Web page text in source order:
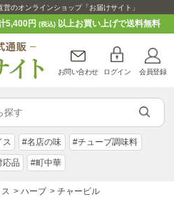
のオンラインショップ「お届けサイト」
5,400円 (税込)以上お買い上げで送料無料
お問い合わせ ログイン 会員登録
ス #名店の味 #チューブ調味料
応品 #町中華
> ハーブ > チャービル